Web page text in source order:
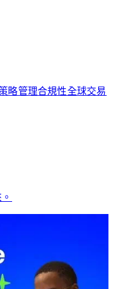
略​​管理合規性​​全球交易​​